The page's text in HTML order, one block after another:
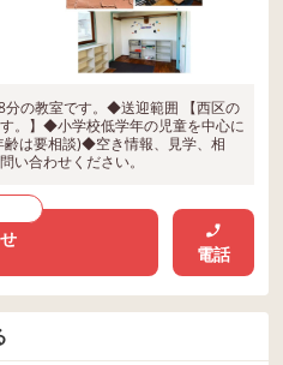
の教室です。◆送迎範囲 【西区の
。】◆小学校低学年の児童を中心に
は要相談)◆空き情報、見学、相
い合わせください。
電話